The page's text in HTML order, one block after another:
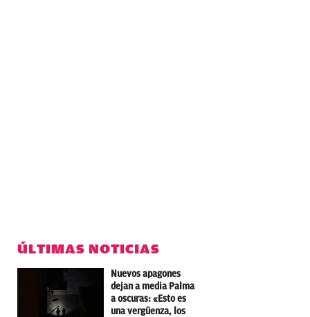
ÚLTIMAS NOTICIAS
Nuevos apagones
dejan a media Palma
a oscuras: «Esto es
una vergüenza, los